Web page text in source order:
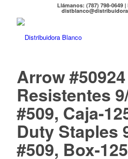
Llámanos: (787) 798-0649
Arrow
Resistentes
#509, Caja-
Duty Staples
#509, Box-